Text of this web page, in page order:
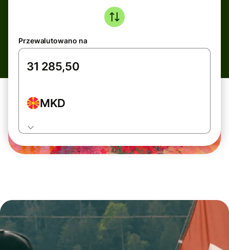
Przewalutowano na
MKD